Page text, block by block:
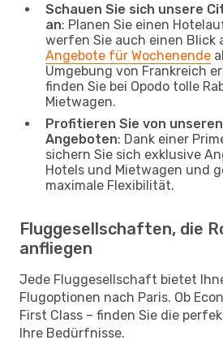
Schauen Sie sich unsere
an: Planen Sie einen
werfen Sie auch einen Blick
Angebote für Wochenende
Umgebung von Frankreich
finden Sie bei Opodo tolle
Mietwagen.
Profitieren Sie von
Angeboten: Dank einer
sichern Sie sich exklusive
Hotels und Mietwagen und
maximale Flexibilität.
Fluggesellschaften, die
anfliegen
Jede Fluggesellschaft bietet
Flugoptionen nach Paris. Ob
First Class – finden Sie die
Ihre Bedürfnisse.